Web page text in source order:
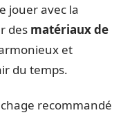
jouer avec la
des matériaux de
et
du temps.
recommandé